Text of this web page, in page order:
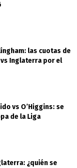
las cuotas de
Inglaterra por el
vs O’Higgins: se
de la Liga
¿quién se